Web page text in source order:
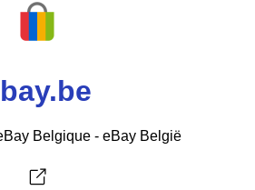
Belgique - eBay België